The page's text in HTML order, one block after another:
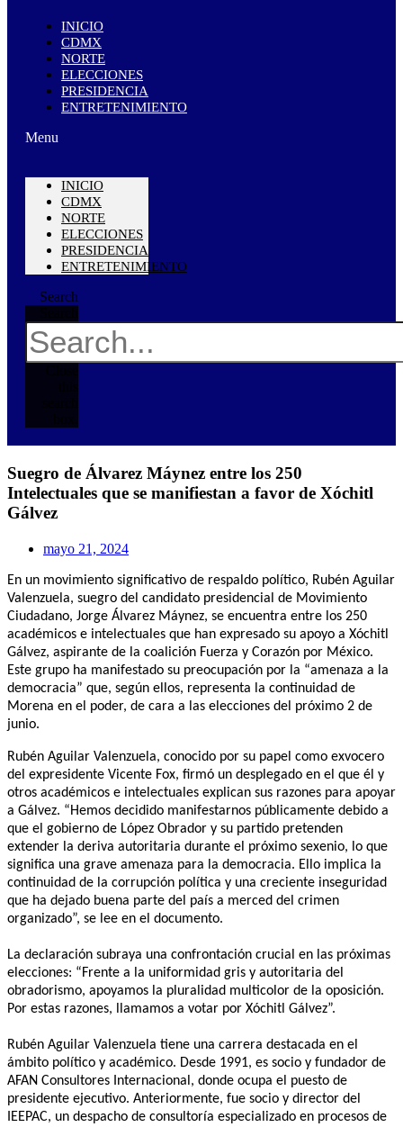
INICIO
CDMX
NORTE
ELECCIONES
PRESIDENCIA
ENTRETENIMIENTO
Menu
INICIO
CDMX
NORTE
ELECCIONES
PRESIDENCIA
ENTRETENIMIENTO
Search
Suegro de Álvarez Máynez entre los 250
Intelectuales que se manifiestan a favor de Xóchitl
Gálvez
mayo 21, 2024
En un movimiento significativo de respaldo político, Rubén Aguilar
Valenzuela, suegro del candidato presidencial de Movimiento
Ciudadano, Jorge Álvarez Máynez, se encuentra entre los 250
académicos e intelectuales que han expresado su apoyo a Xóchitl
Gálvez, aspirante de la coalición Fuerza y Corazón por México.
Este grupo ha manifestado su preocupación por la “amenaza a la
democracia” que, según ellos, representa la continuidad de
Morena en el poder, de cara a las elecciones del próximo 2 de
junio.
Rubén Aguilar Valenzuela, conocido por su papel como exvocero
del expresidente Vicente Fox, firmó un desplegado en el que él y
otros académicos e intelectuales explican sus razones para apoyar
a Gálvez. “Hemos decidido manifestarnos públicamente debido a
que el gobierno de López Obrador y su partido pretenden
extender la deriva autoritaria durante el próximo sexenio, lo que
significa una grave amenaza para la democracia. Ello implica la
continuidad de la corrupción política y una creciente inseguridad
que ha dejado buena parte del país a merced del crimen
organizado”, se lee en el documento.
La declaración subraya una confrontación crucial en las próximas
elecciones: “Frente a la uniformidad gris y autoritaria del
obradorismo, apoyamos la pluralidad multicolor de la oposición.
Por estas razones, llamamos a votar por Xóchitl Gálvez”.
Rubén Aguilar Valenzuela tiene una carrera destacada en el
ámbito político y académico. Desde 1991, es socio y fundador de
AFAN Consultores Internacional, donde ocupa el puesto de
presidente ejecutivo. Anteriormente, fue socio y director del
IEEPAC, un despacho de consultoría especializado en procesos de